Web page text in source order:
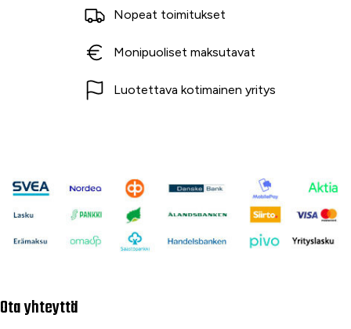
Nopeat toimitukset
Monipuoliset maksutavat
Luotettava kotimainen yritys
Ota yhteyttä